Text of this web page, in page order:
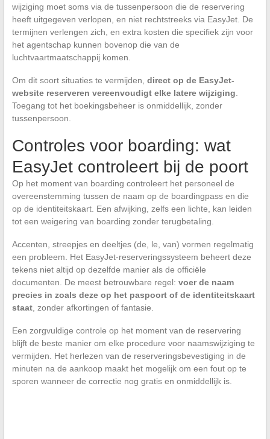
wijziging moet soms via de tussenpersoon die de reservering
heeft uitgegeven verlopen, en niet rechtstreeks via EasyJet. De
termijnen verlengen zich, en extra kosten die specifiek zijn voor
het agentschap kunnen bovenop die van de
luchtvaartmaatschappij komen.
Om dit soort situaties te vermijden, direct op de EasyJet-
website reserveren vereenvoudigt elke latere wijziging.
Toegang tot het boekingsbeheer is onmiddellijk, zonder
tussenpersoon.
Controles voor boarding: wat
EasyJet controleert bij de poort
Op het moment van boarding controleert het personeel de
overeenstemming tussen de naam op de boardingpass en die
op de identiteitskaart. Een afwijking, zelfs een lichte, kan leiden
tot een weigering van boarding zonder terugbetaling.
Accenten, streepjes en deeltjes (de, le, van) vormen regelmatig
een probleem. Het EasyJet-reserveringssysteem beheert deze
tekens niet altijd op dezelfde manier als de officiële
documenten. De meest betrouwbare regel: voer de naam
precies in zoals deze op het paspoort of de identiteitskaart
staat, zonder afkortingen of fantasie.
Een zorgvuldige controle op het moment van de reservering
blijft de beste manier om elke procedure voor naamswijziging te
vermijden. Het herlezen van de reserveringsbevestiging in de
minuten na de aankoop maakt het mogelijk om een fout op te
sporen wanneer de correctie nog gratis en onmiddellijk is.